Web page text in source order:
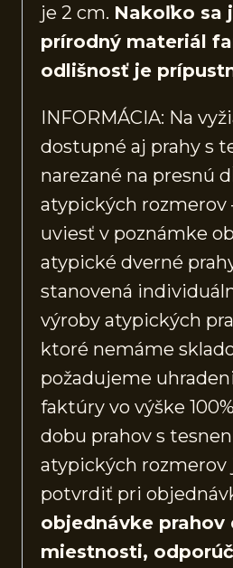
je 2 cm. Nakoľko sa
prírodný materiál
odlišnosť je
INFORMÁCIA: Na
dostupné aj prahy s
narezané na presnú
atypických rozmerov
uviesť v poznámke
atypické dverné
stanovená
výroby atypických
ktoré nemáme
požadujeme
faktúry vo výške
dobu prahov s
atypických rozmerov
potvrdiť pri
objednávke prahov
miestnosti,